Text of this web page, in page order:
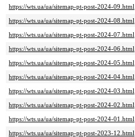
https://wts.ua/ua/sitemap-pt-post-2024-09.html
https://wts.ua/ua/sitemap-pt-post-2024-08.html
https://wts.ua/ua/sitemap-pt-post-2024-07.html
https://wts.ua/ua/sitemap-pt-post-2024-06.html
https://wts.ua/ua/sitemap-pt-post-2024-05.html
https://wts.ua/ua/sitemap-pt-post-2024-04.html
https://wts.ua/ua/sitemap-pt-post-2024-03.html
https://wts.ua/ua/sitemap-pt-post-2024-02.html
https://wts.ua/ua/sitemap-pt-post-2024-01.html
https://wts.ua/ua/sitemap-pt-post-2023-12.html